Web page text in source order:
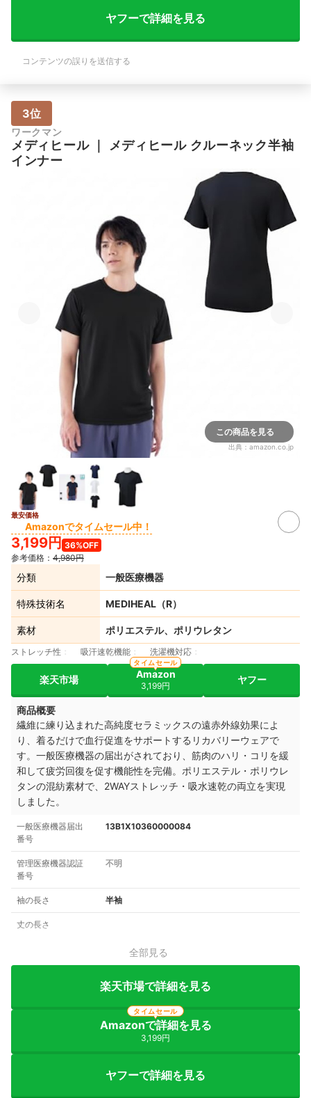
ヤフーで詳細を見る
コンテンツの誤りを送信する
3位
ワークマン
メディヒール｜
メディヒール クルーネック半袖
インナー
この商品を見る
出典： amazon.co.jp
最安価格
Amazonでタイムセール中！
3,199円 36%OFF
参考価格： 4,980円
分類 一般医療機器
特殊技術名 MEDIHEAL（R）
素材 ポリエステル、ポリウレタン
ストレッチ性 吸汗速乾機能 洗濯機対応
楽天市場 Amazon
3,199円
タイムセール
ヤフー
商品概要
繊維に練り込まれた高純度セラミックスの遠赤外線効果によ
り、着るだけで血行促進をサポートするリカバリーウェアで
す。一般医療機器の届出がされており、筋肉のハリ・コリを緩
和して疲労回復を促す機能性を完備。ポリエステル・ポリウレ
タンの混紡素材で、2WAYストレッチ・吸水速乾の両立を実現
しました。
一般医療機器届出
番号
13B1X10360000084
管理医療機器認証
番号
不明
袖の長さ 半袖
丈の長さ
全部見る
楽天市場で詳細を見る
Amazonで詳細を見る
3,199円
タイムセール
ヤフーで詳細を見る